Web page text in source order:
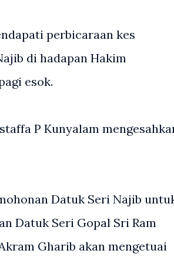
perbicaraan kes
di hadapan Hakim
esok.
P Kunyalam
Datuk Seri Najib
Datuk Seri Gopal Sri Ram
Gharib akan mengetuai